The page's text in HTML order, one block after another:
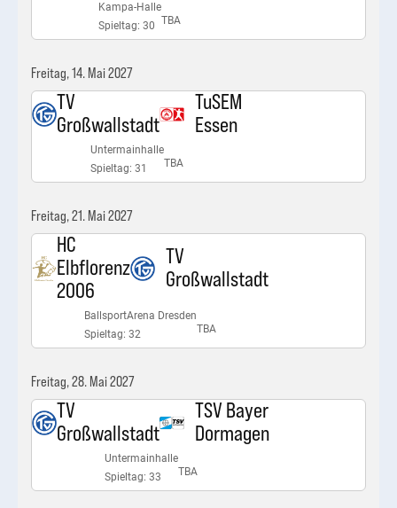
Kampa-Halle
Spieltag: 30 TBA
Freitag, 14. Mai 2027
TV
Großwallstadt
TuSEM
Essen
Untermainhalle
Spieltag: 31
TBA
Freitag, 21. Mai 2027
HC
Elbflorenz
2006
TV
Großwallstadt
BallsportArena Dresden
Spieltag: 32
TBA
Freitag, 28. Mai 2027
TV
Großwallstadt
TSV Bayer
Dormagen
Untermainhalle
Spieltag: 33
TBA